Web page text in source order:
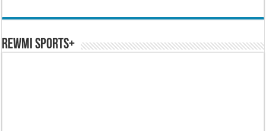
REWMI SPORTS+